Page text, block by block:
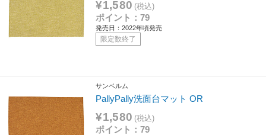
¥1,580 (税込)
ポイント：79
発売日：2022年頃発売
限定数終了
サンベルム
PallyPally洗面台マット OR
¥1,580 (税込)
ポイント：79